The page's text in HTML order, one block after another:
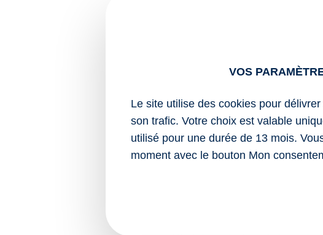
Pour les contrats conclus en
2027.
Sur le plan formel et pour
l’OPCO dans un délai de 6 mois
VOS
Le site utilise des cookies pour
son trafic. Votre choix est valable
utilisé pour une durée de 13 mois.
moment avec le bouton Mon